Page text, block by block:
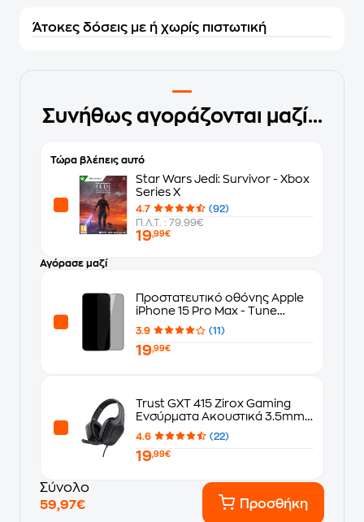
Άτοκες δόσεις με ή χωρίς πιστωτική
Συνήθως αγοράζονται μαζί...
Τώρα βλέπεις αυτό
Star Wars Jedi: Survivor - Xbox
Series X
4.7
(92)
Π.Λ.Τ. : 79.99€
19,99€
Αγόρασε μαζί
Προστατευτικό οθόνης Apple
iPhone 15 Pro Max - Tune
Privacy Full Frame Premium
3.9 (11)
19,99€
Trust GXT 415 Zirox Gaming
Ενσύρματα Ακουστικά 3.5mm
Μαύρα
4.6 (22)
19,99€
Σύνολο
59,97€
Προσθήκη